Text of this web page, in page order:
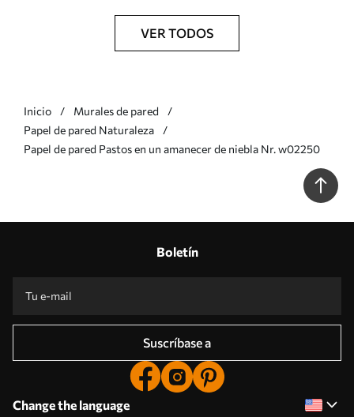
VER TODOS
Inicio
Murales de pared
Papel de pared Naturaleza
Papel de pared Pastos en un amanecer de niebla Nr. w02250
Boletín
Suscríbase a
Change the language